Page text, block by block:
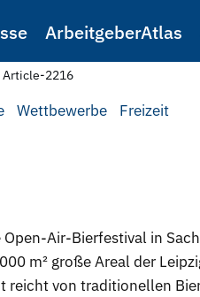
ArbeitgeberAtlas
Article-2216
Wettbewerbe Freizeit
Air-Bierfestival in
m² große Areal der
von traditionellen